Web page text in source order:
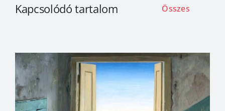
Kapcsolódó tartalom Összes